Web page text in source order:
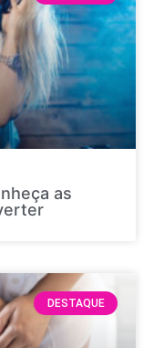
as
DESTAQUE